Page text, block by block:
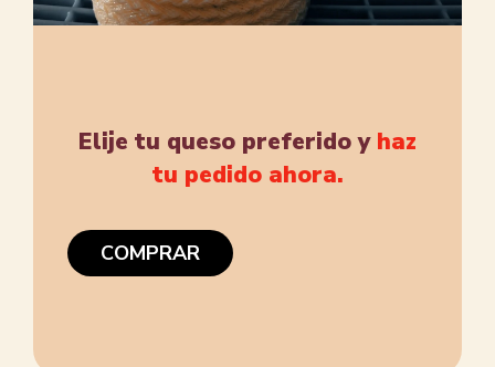
Elije tu queso preferido yhaz
tu pedido ahora.
COMPRAR